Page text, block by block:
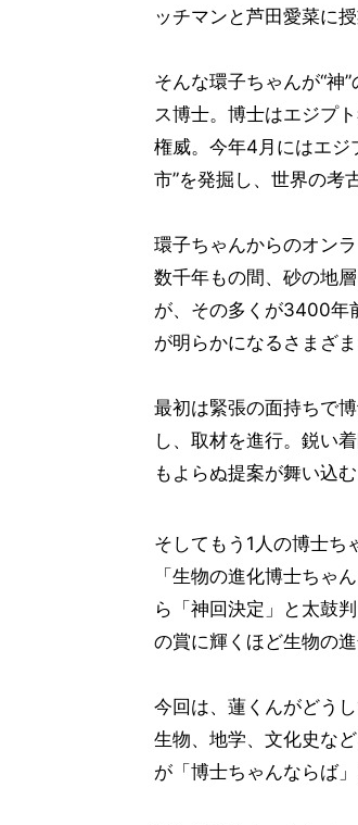
ッチマンと芦田愛菜に授
そんな環子ちゃんが“神
ス博士。博士はエジプ
権威。今年4月にはエ
市”を発掘し、世界の考
環子ちゃんからのオン
数千年もの間、砂の地
が、その多くが3400年
が明らかになるさまざ
最初は緊張の面持ちで
し、取材を進行。鋭い
もよらぬ提案が舞い込む
そしてもう1人の博士ち
「生物の進化博士ちゃ
ら「神回決定」と太鼓
の賞に輝くほど生物の
今回は、蓮くんがどう
生物、地学、文化史な
が「博士ちゃんならば